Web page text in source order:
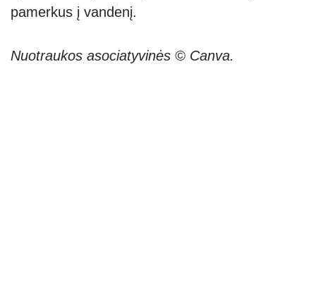
pamerkus į vandenį.
Nuotraukos asociatyvinės © Canva.